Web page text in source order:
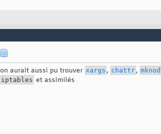
on aurait aussi pu trouver xargs , chattr, mknod
iptables et assimilés